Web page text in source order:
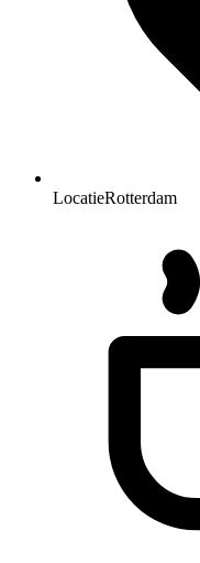
LocatieRotterdam